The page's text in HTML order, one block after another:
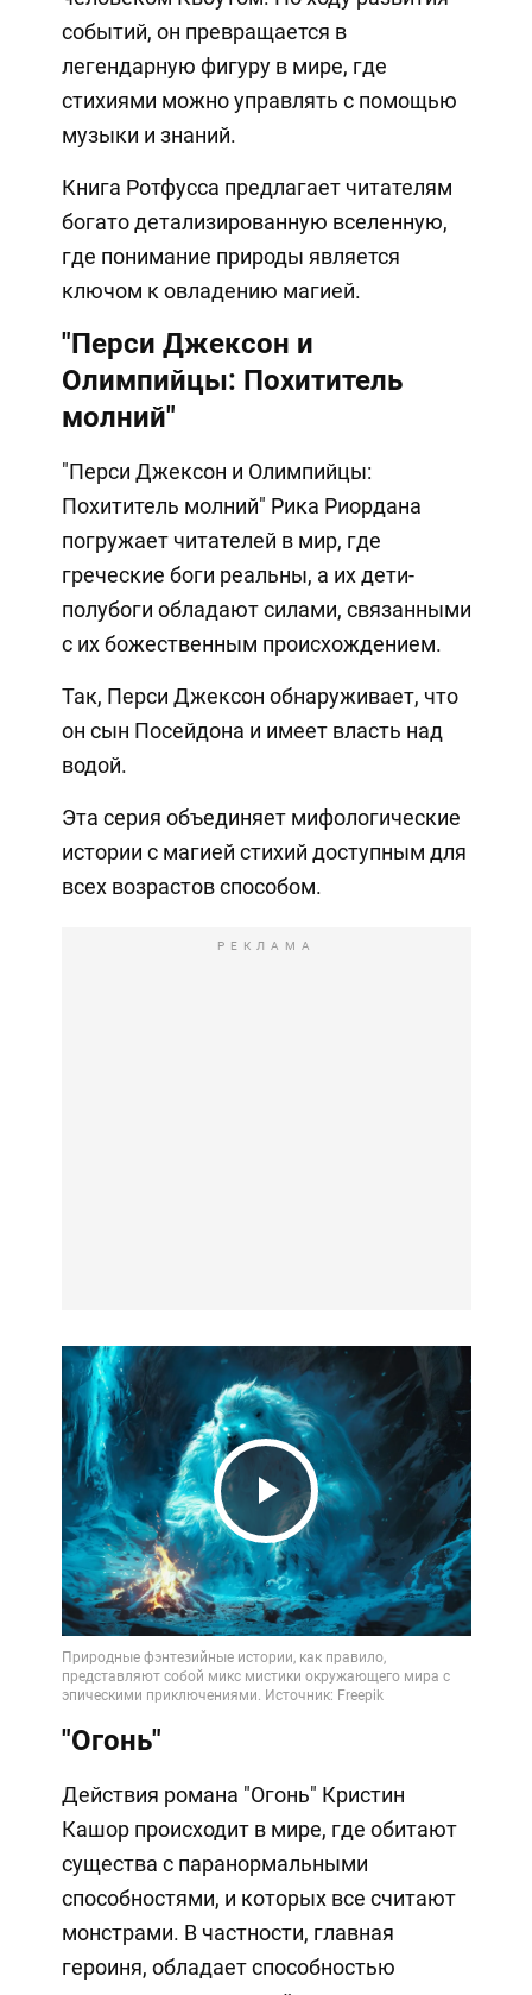
событий, он превращается в
легендарную фигуру в мире, где
стихиями можно управлять с помощью
музыки и знаний.
Книга Ротфусса предлагает читателям
богато детализированную вселенную,
где понимание природы является
ключом к овладению магией.
"Перси Джексон и
Олимпийцы: Похититель
молний"
"Перси Джексон и Олимпийцы:
Похититель молний" Рика Риордана
погружает читателей в мир, где
греческие боги реальны, а их дети-
полубоги обладают силами, связанными
с их божественным происхождением.
Так, Перси Джексон обнаруживает, что
он сын Посейдона и имеет власть над
водой.
Эта серия объединяет мифологические
истории с магией стихий доступным для
всех возрастов способом.
РЕКЛАМА
Play
Video
"Огонь"
Действия романа "Огонь" Кристин
Кашор происходит в мире, где обитают
существа с паранормальными
способностями, и которых все считают
монстрами. В частности, главная
героиня, обладает способностью